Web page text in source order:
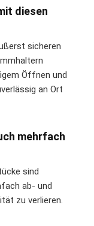
diesen
sicheren
Öffnen und
an Ort
mehrfach
sind
ab- und
zu verlieren.